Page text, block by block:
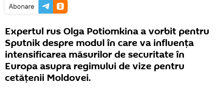
Abonare
Expertul rus Olga Potiomkina a vorbit pentru
Sputnik despre modul în care va influența
intensificarea măsurilor de securitate în
Europa asupra regimului de vize pentru
cetățenii Moldovei.